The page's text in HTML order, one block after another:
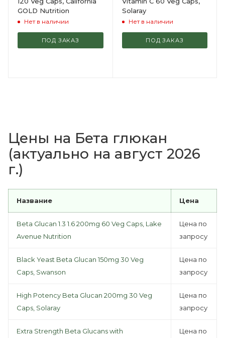
GOLD Nutrition
Нет в наличии
ПОД ЗАКАЗ
Solaray
Нет в наличии
ПОД ЗАКАЗ
Цены на Бета глюкан
(актуально на август 2026
г.)
Название Цена
Beta Glucan 1.3 1.6 200mg 60 Veg Caps, Lake
Avenue Nutrition
Цена по
запросу
Black Yeast Beta Glucan 150mg 30 Veg
Caps, Swanson
Цена по
запросу
High Potency Beta Glucan 200mg 30 Veg
Caps, Solaray
Цена по
запросу
Extra Strength Beta Glucans with
Цена по